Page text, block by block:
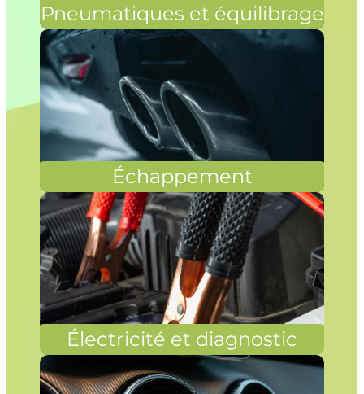
Pneumatiques et équilibrage
Échappement
Électricité et diagnostic